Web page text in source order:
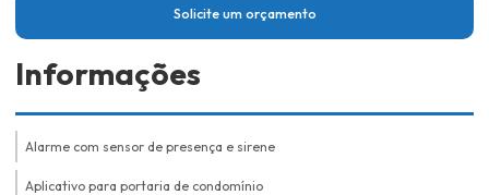
Solicite um orçamento
Informações
Alarme com sensor de presença e sirene
Aplicativo para portaria de condomínio